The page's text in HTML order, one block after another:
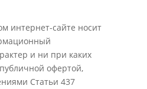
интернет-сайте носит
и ни при каких
офертой,
Статьи 437